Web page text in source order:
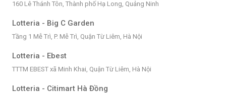
160 Lê Thánh Tôn, Thành phố Hạ Long, Quảng Ninh
Lotteria - Big C Garden
Tầng 1 Mễ Trì, P. Mễ Trì, Quận Từ Liêm, Hà Nội
Lotteria - Ebest
TTTM EBEST xã Minh Khai, Quận Từ Liêm, Hà Nội
Lotteria - Citimart Hà Đồng